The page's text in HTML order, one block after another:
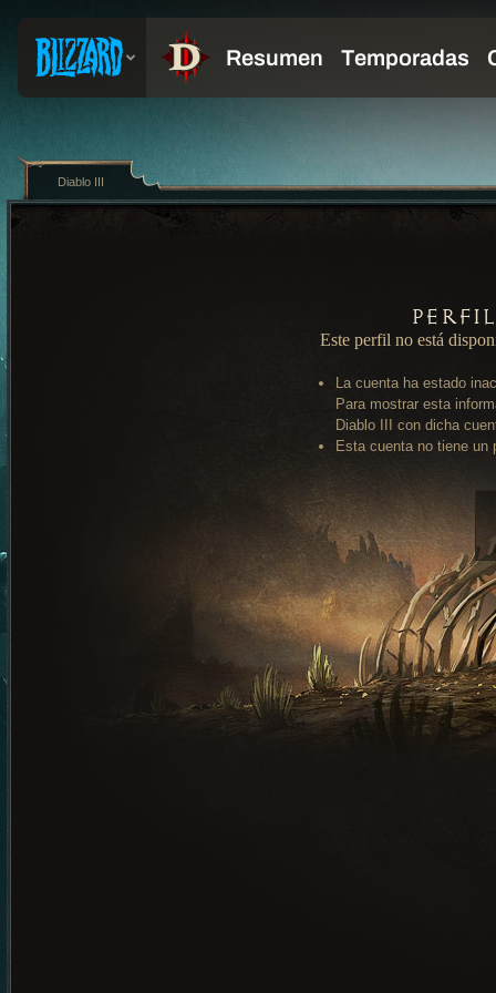
Este perfil no está
La cuenta ha estado
Para mostrar esta
Diablo III con dicha
Esta cuenta no tiene un
Diablo III